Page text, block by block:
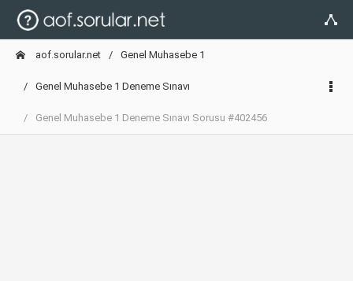
aof.sorular.net Genel Muhasebe 1
Genel Muhasebe 1 Deneme Sınavı
Genel Muhasebe 1 Deneme Sınavı Sorusu #402456